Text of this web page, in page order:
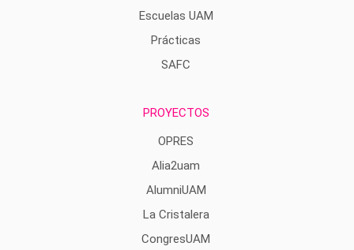
Escuelas UAM
Prácticas
SAFC
PROYECTOS
OPRES
Alia2uam
AlumniUAM
La Cristalera
CongresUAM